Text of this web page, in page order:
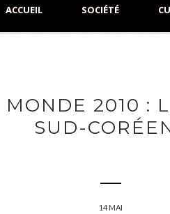
ACCUEIL SOCIÉTÉ
2010 :
SUD-
14 MAI